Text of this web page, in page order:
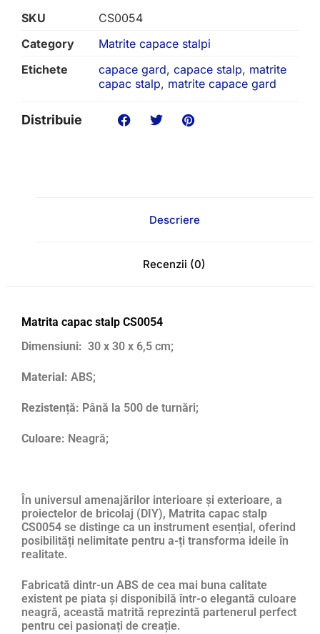
SKU
CS0054
Category
Matrite capace stalpi
Etichete
capace gard, capace stalp, matrite
capac stalp, matrite capace gard
Distribuie
Descriere
Recenzii (0)
Matrita capac stalp CS0054
Dimensiuni: 30 x 30 x 6,5 cm;
Material: ABS;
Rezistență: Până la 500 de turnări;
Culoare: Neagră;
În universul amenajărilor interioare și exterioare, a
proiectelor de bricolaj (DIY), Matrita capac stalp
CS0054 se distinge ca un instrument esențial, oferind
posibilități nelimitate pentru a-ți transforma ideile în
realitate.
Fabricată dintr-un ABS de cea mai buna calitate
existent pe piata și disponibilă într-o elegantă culoare
neagră, această matrită reprezintă partenerul perfect
pentru cei pasionați de creație.